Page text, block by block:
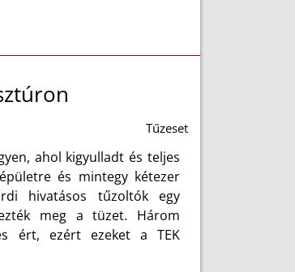
Tűzeset
ahol kigyulladt és teljes
és mintegy kétezer
hivatásos tűzoltók egy
meg a tüzet. Három
ért, ezért ezeket a TEK